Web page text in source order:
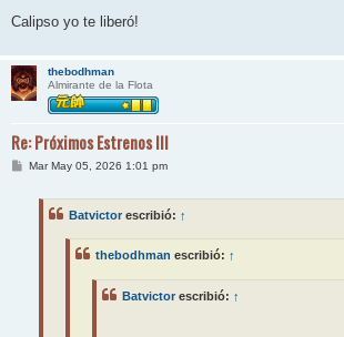
Calipso yo te liberó!
thebodhman
Almirante de la Flota
Re: Próximos Estrenos III
MMar May 05, 2026 1:01 pm
Batvictor escribió: ↑
thebodhman escribió: ↑
Batvictor escribió: ↑